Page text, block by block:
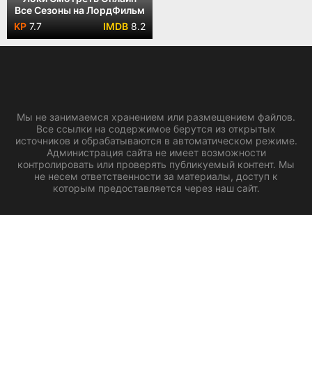
Все Сезоны на ЛордФильм
7.7
8.2
Мы не занимаемся хранением или размещением файлов.
Все ссылки на содержимое берутся из открытых
источников и обрабатываются в автоматическом режиме.
Администрация сайта не имеет возможности
контролировать или проверять публикуемый контент. Мы
не несем ответственности за материалы, доступ к
которым предоставляется через наш сайт.